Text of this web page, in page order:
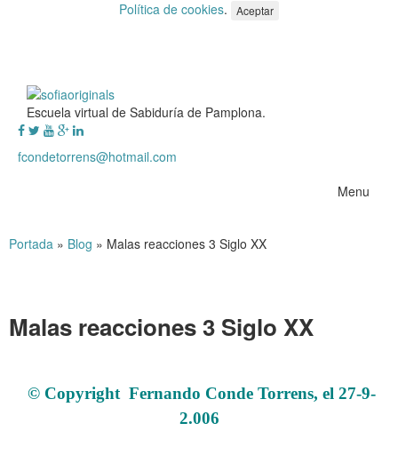
Política de cookies. Aceptar
Escuela virtual de Sabiduría de Pamplona.
fcondetorrens@hotmail.com
Menu
Portada » Blog » Malas reacciones 3 Siglo XX
Malas reacciones 3 Siglo XX
© Copyright Fernando Conde Torrens, el 27-9-
2.006